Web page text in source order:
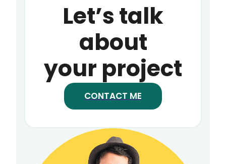
Let’s talk
about
your project
CONTACT ME